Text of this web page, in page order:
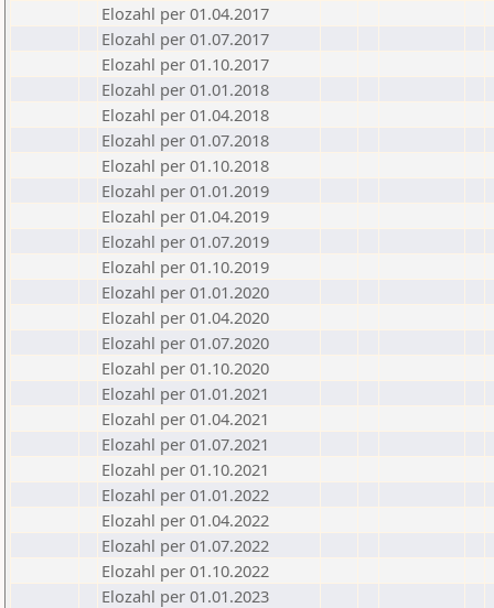
Elozahl per 01.04.2017
Elozahl per 01.07.2017
Elozahl per 01.10.2017
Elozahl per 01.01.2018
Elozahl per 01.04.2018
Elozahl per 01.07.2018
Elozahl per 01.10.2018
Elozahl per 01.01.2019
Elozahl per 01.04.2019
Elozahl per 01.07.2019
Elozahl per 01.10.2019
Elozahl per 01.01.2020
Elozahl per 01.04.2020
Elozahl per 01.07.2020
Elozahl per 01.10.2020
Elozahl per 01.01.2021
Elozahl per 01.04.2021
Elozahl per 01.07.2021
Elozahl per 01.10.2021
Elozahl per 01.01.2022
Elozahl per 01.04.2022
Elozahl per 01.07.2022
Elozahl per 01.10.2022
Elozahl per 01.01.2023